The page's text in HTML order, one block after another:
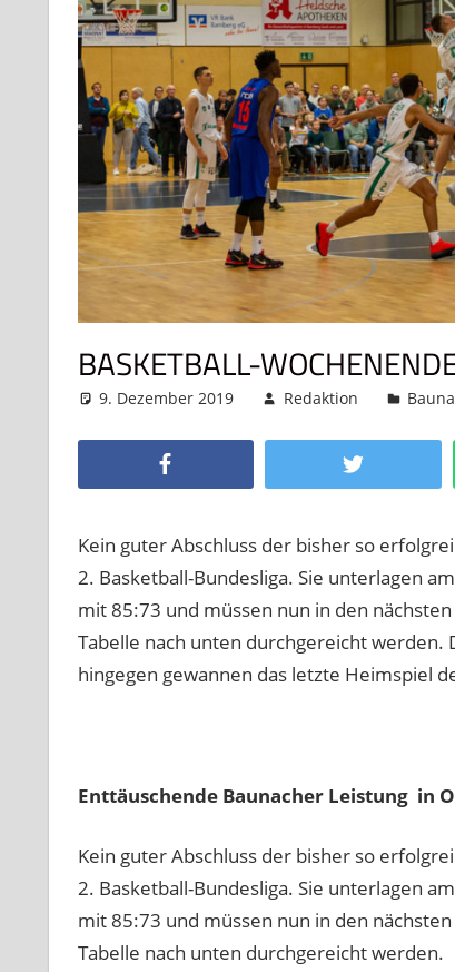
BASKETBALL-
9. Dezember 2019 Redaktion
Twitter
Kein guter Abschluss der bisher so
2. Basketball-Bundesliga. Sie unterlagen
mit 85:73 und müssen nun in den
Tabelle nach unten durchgereicht werden.
hingegen gewannen das letzte Heimspiel
Enttäuschende Baunacher Leistung in
Kein guter Abschluss der bisher so
2. Basketball-Bundesliga. Sie unterlagen
mit 85:73 und müssen nun in den
Tabelle nach unten durchgereicht werden.